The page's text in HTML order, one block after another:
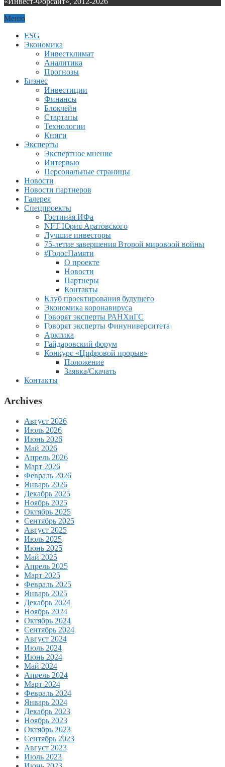
Меню
ESG
Экономика
Инвестклимат
Аналитика
Прогнозы
Бизнес
Инвестиции
Финансы
Блокчейн
Стартапы
Технологии
Книги
Эксперты
Экспертное мнение
Интервью
Персональные страницы
Новости
Новости партнеров
Галерея
Спецпроекты
Гостиная ИФа
NFT Юрия Аратовского
Лучшие инвесторы
75-летие завершения Второй мировоой войны
#ГолосПамяти
О проекте
Новости
Партнеры
Контакты
Клуб проектирования будущего
Экономика коронавируса
Говорят эксперты РАНХиГС
Говорят эксперты Финуниверситета
Арктика
Гайдаровский форум
Конкурс «Цифровой прорыв»
Положение
Заявка/Скачать
Контакты
Archives
Август 2026
Июль 2026
Июнь 2026
Май 2026
Апрель 2026
Март 2026
Февраль 2026
Январь 2026
Декабрь 2025
Ноябрь 2025
Октябрь 2025
Сентябрь 2025
Август 2025
Июль 2025
Июнь 2025
Май 2025
Апрель 2025
Март 2025
Февраль 2025
Январь 2025
Декабрь 2024
Ноябрь 2024
Октябрь 2024
Сентябрь 2024
Август 2024
Июль 2024
Июнь 2024
Май 2024
Апрель 2024
Март 2024
Февраль 2024
Январь 2024
Декабрь 2023
Ноябрь 2023
Октябрь 2023
Сентябрь 2023
Август 2023
Июль 2023